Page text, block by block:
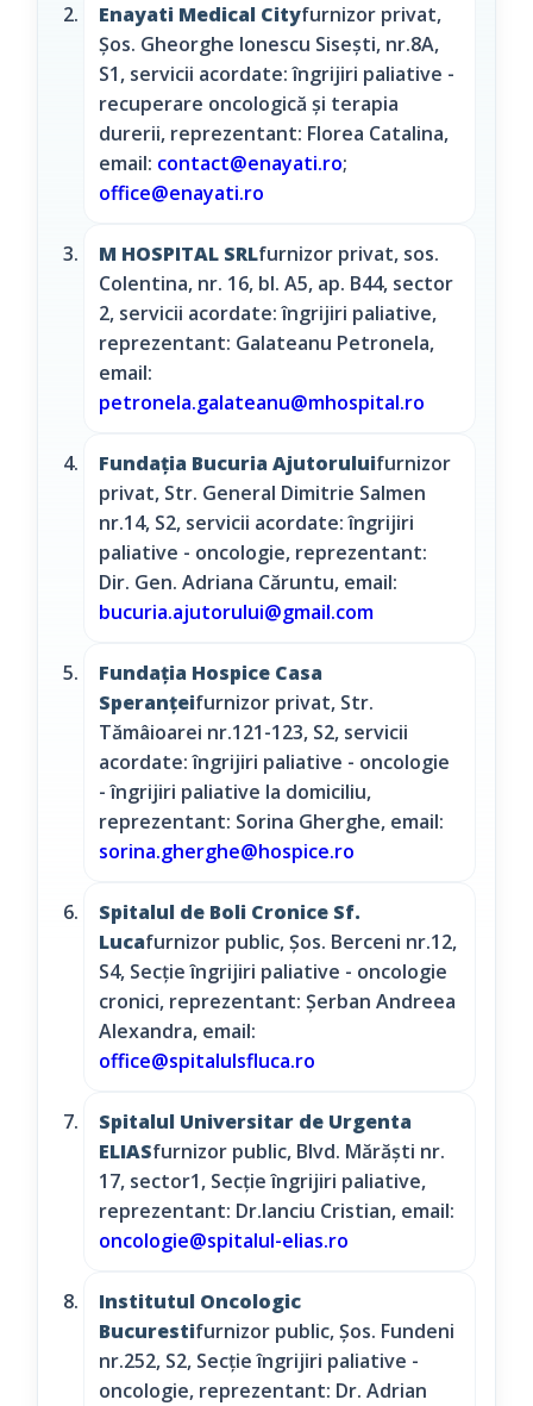
Enayati Medical Cityfurnizor privat,
Șos. Gheorghe Ionescu Sisești, nr.8A,
S1, servicii acordate: îngrijiri paliative -
recuperare oncologică și terapia
durerii, reprezentant: Florea Catalina,
email: contact@enayati.ro;
office@enayati.ro
M HOSPITAL SRLfurnizor privat, sos.
Colentina, nr. 16, bl. A5, ap. B44, sector
2, servicii acordate: îngrijiri paliative,
reprezentant: Galateanu Petronela,
email:
petronela.galateanu@mhospital.ro
Fundația Bucuria Ajutoruluifurnizor
privat, Str. General Dimitrie Salmen
nr.14, S2, servicii acordate: îngrijiri
paliative - oncologie, reprezentant:
Dir. Gen. Adriana Căruntu, email:
bucuria.ajutorului@gmail.com
Fundația Hospice Casa
Speranțeifurnizor privat, Str.
Tămâioarei nr.121-123, S2, servicii
acordate: îngrijiri paliative - oncologie
- îngrijiri paliative la domiciliu,
reprezentant: Sorina Gherghe, email:
sorina.gherghe@hospice.ro
Spitalul de Boli Cronice Sf.
Lucafurnizor public, Șos. Berceni nr.12,
S4, Secție îngrijiri paliative - oncologie
cronici, reprezentant: Șerban Andreea
Alexandra, email:
office@spitalulsfluca.ro
Spitalul Universitar de Urgenta
ELIASfurnizor public, Blvd. Mărăști nr.
17, sector1, Secție îngrijiri paliative,
reprezentant: Dr.Ianciu Cristian, email:
oncologie@spitalul-elias.ro
Institutul Oncologic
Bucurestifurnizor public, Șos. Fundeni
nr.252, S2, Secție îngrijiri paliative -
oncologie, reprezentant: Dr. Adrian